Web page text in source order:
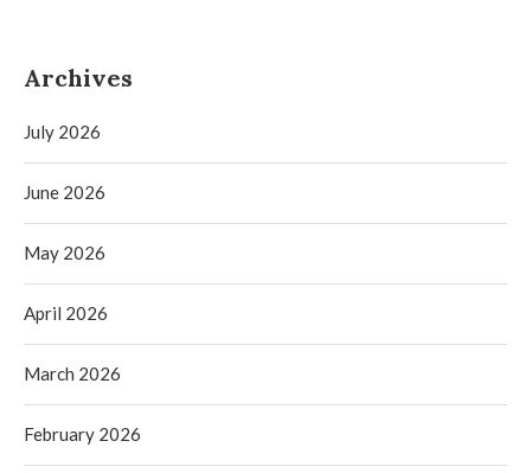
Archives
July 2026
June 2026
May 2026
April 2026
March 2026
February 2026